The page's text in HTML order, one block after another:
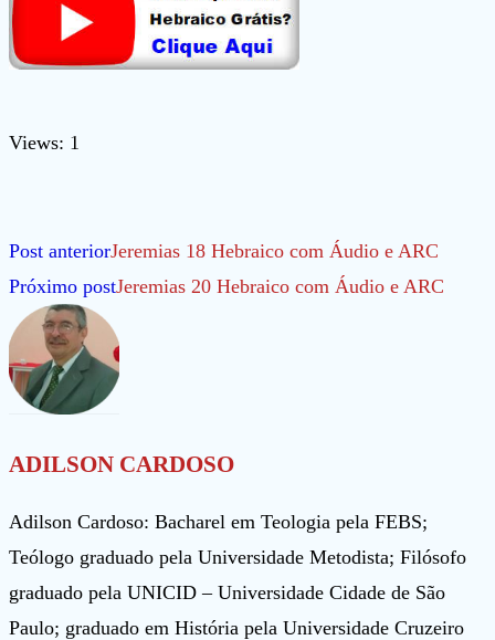
Views: 1
Leia
mais
artigos
Post anteriorJeremias 18 Hebraico com Áudio e ARC
Próximo postJeremias 20 Hebraico com Áudio e ARC
ADILSON CARDOSO
Adilson Cardoso: Bacharel em Teologia pela FEBS;
Teólogo graduado pela Universidade Metodista; Filósofo
graduado pela UNICID – Universidade Cidade de São
Paulo; graduado em História pela Universidade Cruzeiro